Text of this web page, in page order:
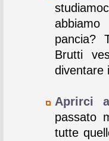
pancia?
Brutti
diventare
Aprirci
passato
tutte